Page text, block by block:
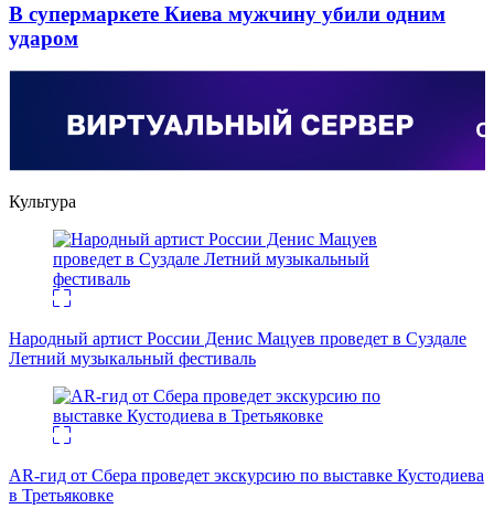
В супермаркете Киева мужчину убили одним
ударом
Культура
Народный артист России Денис Мацуев проведет в Суздале
Летний музыкальный фестиваль
AR-гид от Сбера проведет экскурсию по выставке Кустодиева
в Третьяковке